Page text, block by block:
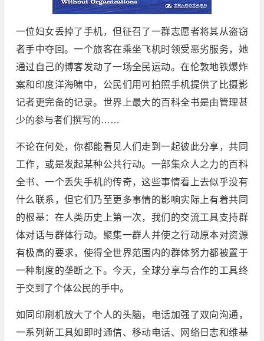
一位妇女丢掉了手机，但征召了一群志愿者将其从盗窃
者手中夺回。一个旅客在乘坐飞机时领受恶劣服务，她
通过自己的博客发动了一场全民运动。在伦敦地铁爆炸
案和印度洋海啸中，公民们用可拍照手机提供了比摄影
记者更完备的记录。世界上最大的百科全书是由管理甚
少的参与者们撰写的……
不论在何处，你都能看见人们走到一起彼此分享，共同
工作，或是发起某种公共行动。一部集众人之力的百科
全书、一个丢失手机的传奇，这些事情看上去似乎没有
什么联系，但它们乃至更多事情的影响实际上有着共同
的根基：在人类历史上第一次，我们的交流工具支持群
体对话与群体行动。聚集一群人并使之行动原本对资源
有极高的要求，使得全世界范围内的群体努力都被置于
一种制度的垄断之下。今天，全球分享与合作的工具终
于交到了个体公民的手中。
如同印刷机放大了个人的头脑，电话加强了双向沟通，
一系列新工具如即时通信、移动电话、网络日志和维基